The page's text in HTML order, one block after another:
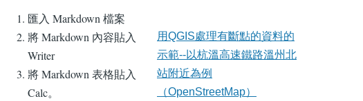
匯入 Markdown 檔案
將 Markdown 內容貼入
Writer
將 Markdown 表格貼入
Calc。
用QGIS處理有斷點的資料的
示範--以杭溫高速鐵路溫州北
站附近為例
（OpenStreetMap）